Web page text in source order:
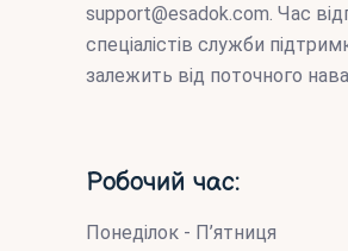
support@esadok.com. Час
спеціалістів служби
залежить від поточного
Робочий час:
Понеділок - П’ятниця